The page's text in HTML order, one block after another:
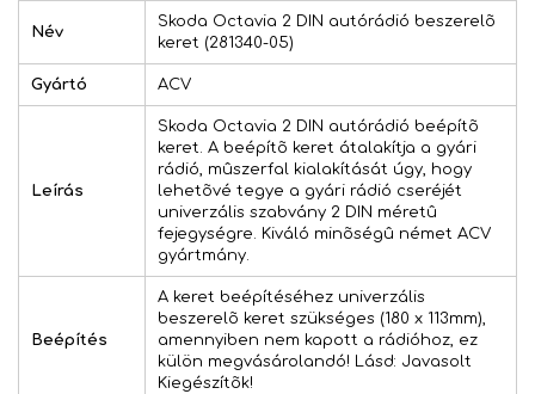
Név
Skoda Octavia 2 DIN autórádió beszerelõ
keret (281340-05)
Gyártó ACV
Leírás
Skoda Octavia 2 DIN autórádió beépítõ
keret. A beépítõ keret átalakítja a gyári
rádió, mûszerfal kialakítását úgy, hogy
lehetõvé tegye a gyári rádió cseréjét
univerzális szabvány 2 DIN méretû
fejegységre. Kiváló minõségû német ACV
gyártmány.
Beépítés
A keret beépítéséhez univerzális
beszerelõ keret szükséges (180 x 113mm),
amennyiben nem kapott a rádióhoz, ez
külön megvásárolandó! Lásd: Javasolt
Kiegészítõk!